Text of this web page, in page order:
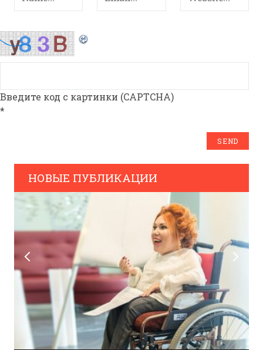
Введите код с картинки (CAPTCHA)
*
НОВЫЕ ПУБЛИКАЦИИ